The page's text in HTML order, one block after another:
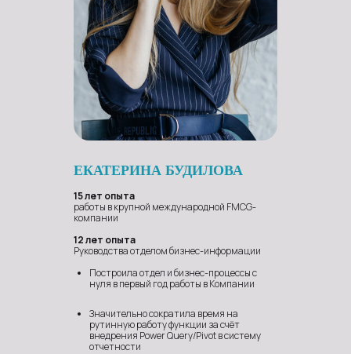
ЕКАТЕРИНА БУДИЛОВА
15 лет опыта
работы в крупной международной FMCG-
компании
12 лет опыта
Руководства отделом бизнес-информации
Построила отдел и бизнес-процессы с
нуля в первый год работы в Компании
Значительно сократила время на
рутинную работу функции за счёт
внедрения Power Query/Pivot в систему
отчетности
Крупнейшие компании
ищут специалистов со
знанием POWER EXCEL
востребованы в
разных сферах